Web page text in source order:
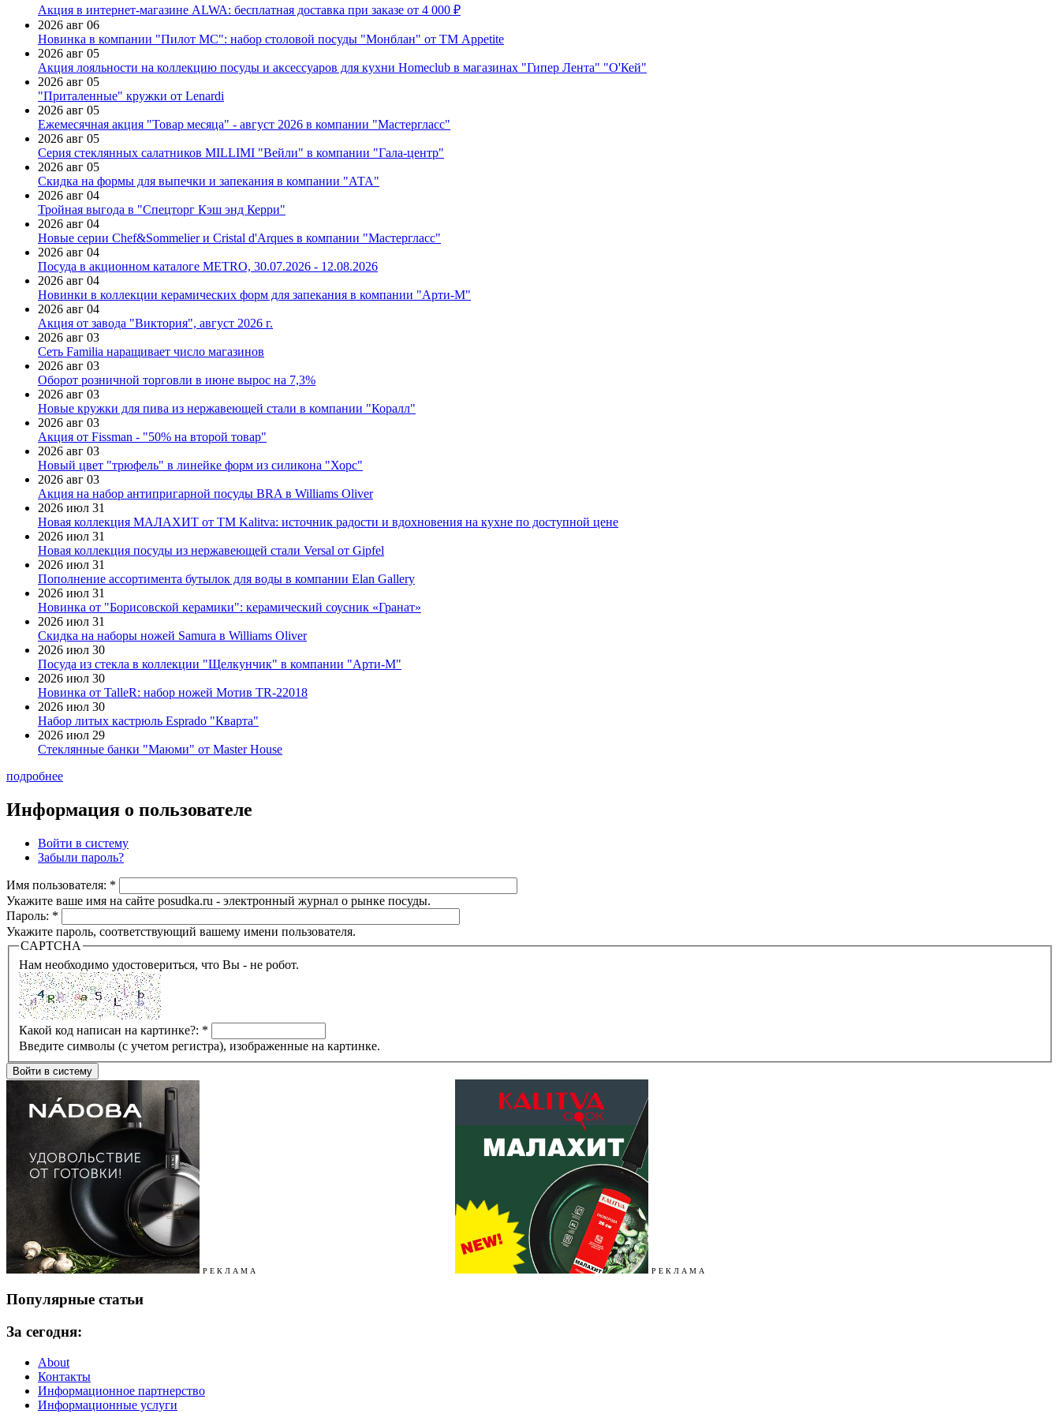
Акция в интернет-магазине ALWA: бесплатная доставка при заказе от 4 000 ₽
2026 авг 06
Новинка в компании "Пилот МС": набор столовой посуды "Монблан" от ТМ Appetite
2026 авг 05
Акция лояльности на коллекцию посуды и аксессуаров для кухни Homeclub в магазинах "Гипер Лента" "О'Кей"
2026 авг 05
"Приталенные" кружки от Lenardi
2026 авг 05
Ежемесячная акция "Товар месяца" - август 2026 в компании "Мастергласс"
2026 авг 05
Серия стеклянных салатников MILLIMI "Вейли" в компании "Гала-центр"
2026 авг 05
Скидка на формы для выпечки и запекания в компании "АТА"
2026 авг 04
Тройная выгода в "Спецторг Кэш энд Керри"
2026 авг 04
Новые серии Chef&Sommelier и Cristal d'Arques в компании "Мастергласс"
2026 авг 04
Посуда в акционном каталоге METRO, 30.07.2026 - 12.08.2026
2026 авг 04
Новинки в коллекции керамических форм для запекания в компании "Арти-М"
2026 авг 04
Акция от завода "Виктория", август 2026 г.
2026 авг 03
Сеть Familia наращивает число магазинов
2026 авг 03
Оборот розничной торговли в июне вырос на 7,3%
2026 авг 03
Новые кружки для пива из нержавеющей стали в компании "Коралл"
2026 авг 03
Акция от Fissman - "50% на второй товар"
2026 авг 03
Новый цвет "трюфель" в линейке форм из силикона "Хорс"
2026 авг 03
Акция на набор антипригарной посуды BRA в Williams Oliver
2026 июл 31
Новая коллекция МАЛАХИТ от ТМ Kalitva: источник радости и вдохновения на кухне по доступной цене
2026 июл 31
Новая коллекция посуды из нержавеющей стали Versal от Gipfel
2026 июл 31
Пополнение ассортимента бутылок для воды в компании Elan Gallery
2026 июл 31
Новинка от "Борисовской керамики": керамический соусник «Гранат»
2026 июл 31
Скидка на наборы ножей Samura в Williams Oliver
2026 июл 30
Посуда из стекла в коллекции "Щелкунчик" в компании "Арти-М"
2026 июл 30
Новинка от TalleR: набор ножей Мотив TR-22018
2026 июл 30
Набор литых кастрюль Esprado "Кварта"
2026 июл 29
Стеклянные банки "Маюми" от Master House
подробнее
Информация о пользователе
Войти в систему
Забыли пароль?
Имя пользователя: *
Укажите ваше имя на сайте posudka.ru - электронный журнал о рынке посуды.
Пароль: *
Укажите пароль, соответствующий вашему имени пользователя.
CAPTCHA
Нам необходимо удостовериться, что Вы - не робот.
Какой код написан на картинке?: *
Введите символы (с учетом регистра), изображенные на картинке.
Р Е К Л А М А Р Е К Л А М А
Популярные статьи
За сегодня:
About
Контакты
Информационное партнерство
Информационные услуги